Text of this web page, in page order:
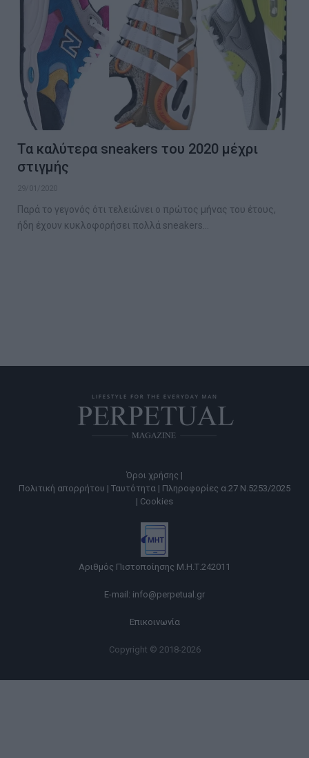
Τα καλύτερα sneakers του 2020 μέχρι
στιγμής
29/01/2020
Παρά το γεγονός ότι τελειώνει ο πρώτος μήνας του έτους,
ήδη έχουν κυκλοφορήσει πολλά sneakers…
Όροι χρήσης |
Πολιτική απορρήτου | Ταυτότητα | Πληροφορίες α.27 Ν.5253/2025
| Cookies
Αριθμός Πιστοποίησης Μ.Η.Τ.242011
E-mail: info@perpetual.gr
Επικοινωνία
Copyright © 2018-2026